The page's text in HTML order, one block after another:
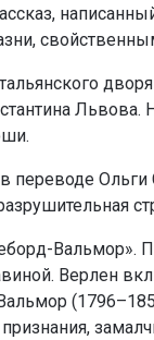
переводе
Вальмор».
Верлен